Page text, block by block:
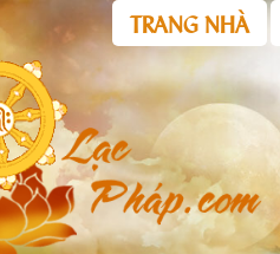
TRANG NHÀ